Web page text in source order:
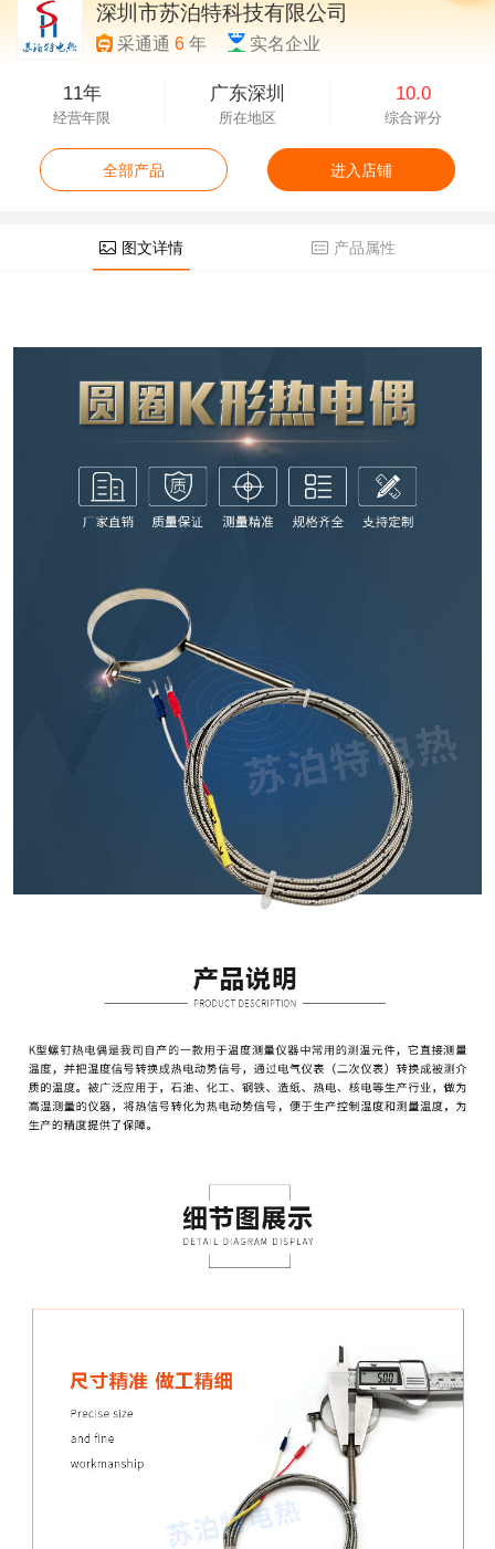
深圳市苏泊特科技有限公司
采通通6 年 实名企业
11年
经营年限
广东深圳
所在地区
10.0
综合评分
全部产品 进入店铺
图文详情 产品属性